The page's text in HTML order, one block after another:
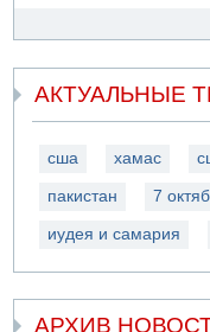
АКТУАЛЬНЫЕ
сша хамас
пакистан 7
иудея и самария
АРХИВ